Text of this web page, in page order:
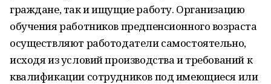
граждане, так и ищущие работу. Организацию
обучения работников предпенсионного возраста
осуществляют работодатели самостоятельно,
исходя из условий производства и требований к
квалификации сотрудников под имеющиеся или